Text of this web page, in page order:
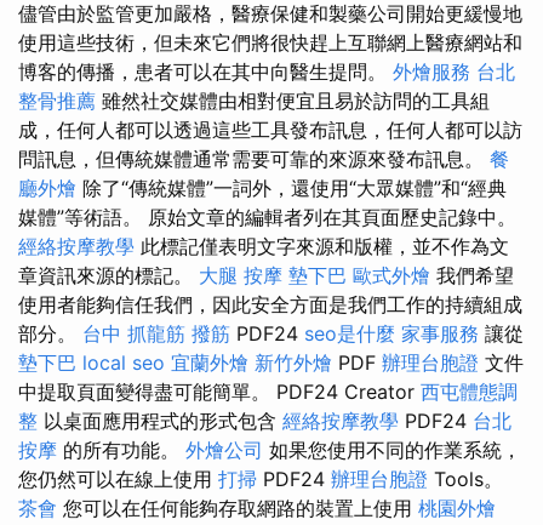
儘管由於監管更加嚴格，醫療保健和製藥公司開始更緩慢地
使用這些技術，但未來它們將很快趕上互聯網上醫療網站和
博客的傳播，患者可以在其中向醫生提問。 外燴服務 台北
整骨推薦 雖然社交媒體由相對便宜且易於訪問的工具組
成，任何人都可以透過這些工具發布訊息，任何人都可以訪
問訊息，但傳統媒體通常需要可靠的來源來發布訊息。 餐
廳外燴 除了“傳統媒體”一詞外，還使用“大眾媒體”和“經典
媒體”等術語。 原始文章的編輯者列在其頁面歷史記錄中。
經絡按摩教學 此標記僅表明文字來源和版權，並不作為文
章資訊來源的標記。 大腿 按摩 墊下巴 歐式外燴 我們希望
使用者能夠信任我們，因此安全方面是我們工作的持續組成
部分。 台中 抓龍筋 撥筋 PDF24 seo是什麼 家事服務 讓從
墊下巴 local seo 宜蘭外燴 新竹外燴 PDF 辦理台胞證 文件
中提取頁面變得盡可能簡單。 PDF24 Creator 西屯體態調
整 以桌面應用程式的形式包含 經絡按摩教學 PDF24 台北
按摩 的所有功能。 外燴公司 如果您使用不同的作業系統，
您仍然可以在線上使用 打掃 PDF24 辦理台胞證 Tools。
茶會 您可以在任何能夠存取網路的裝置上使用 桃園外燴